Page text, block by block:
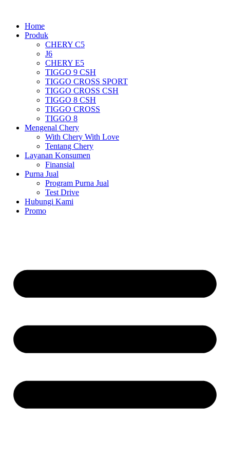
Home
Produk
CHERY C5
J6
CHERY E5
TIGGO 9 CSH
TIGGO CROSS SPORT
TIGGO CROSS CSH
TIGGO 8 CSH
TIGGO CROSS
TIGGO 8
Mengenal Chery
With Chery With Love
Tentang Chery
Layanan Konsumen
Finansial
Purna Jual
Program Purna Jual
Test Drive
Hubungi Kami
Promo